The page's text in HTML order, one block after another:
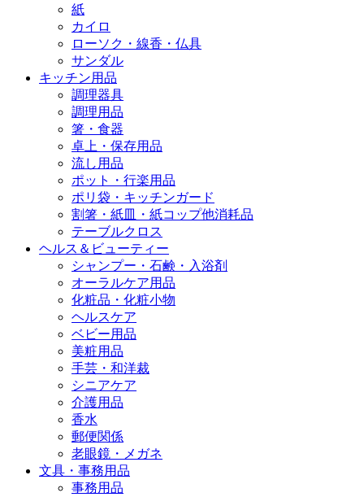
紙
カイロ
ローソク・線香・仏具
サンダル
キッチン用品
調理器具
調理用品
箸・食器
卓上・保存用品
流し用品
ポット・行楽用品
ポリ袋・キッチンガード
割箸・紙皿・紙コップ他消耗品
テーブルクロス
ヘルス＆ビューティー
シャンプー・石鹸・入浴剤
オーラルケア用品
化粧品・化粧小物
ヘルスケア
ベビー用品
美粧用品
手芸・和洋裁
シニアケア
介護用品
香水
郵便関係
老眼鏡・メガネ
文具・事務用品
事務用品